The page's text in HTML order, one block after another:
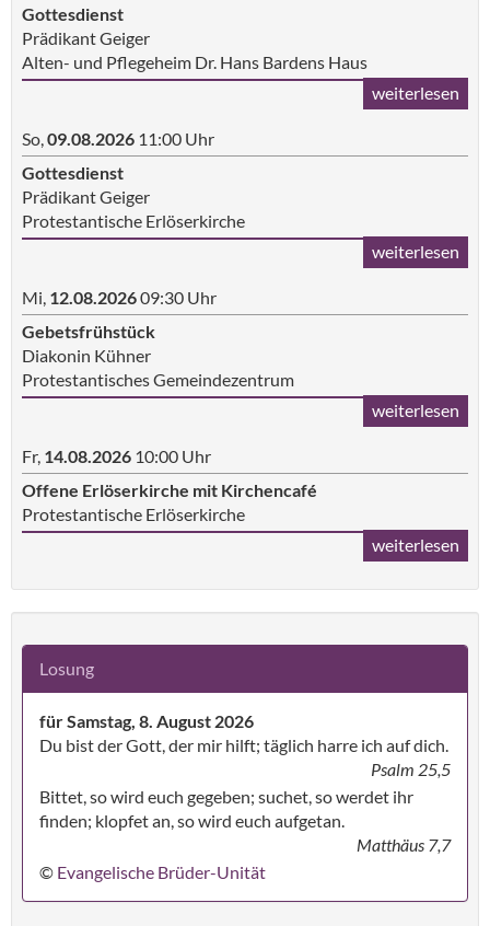
Gottesdienst
Prädikant Geiger
Alten- und Pflegeheim Dr. Hans Bardens Haus
weiterlesen
So,09.08.2026 11:00 Uhr
Gottesdienst
Prädikant Geiger
Protestantische Erlöserkirche
weiterlesen
Mi, 12.08.202609:30 Uhr
Gebetsfrühstück
Diakonin Kühner
Protestantisches Gemeindezentrum
weiterlesen
Fr, 14.08.2026 10:00 Uhr
Offene Erlöserkirche mit Kirchencafé
Protestantische Erlöserkirche
weiterlesen
Losung
für Samstag, 8. August 2026
Du bist der Gott, der mir hilft; täglich harre ich auf dich.
Psalm 25,5
Bittet, so wird euch gegeben; suchet, so werdet ihr
finden; klopfet an, so wird euch aufgetan.
Matthäus 7,7
© Evangelische Brüder-Unität